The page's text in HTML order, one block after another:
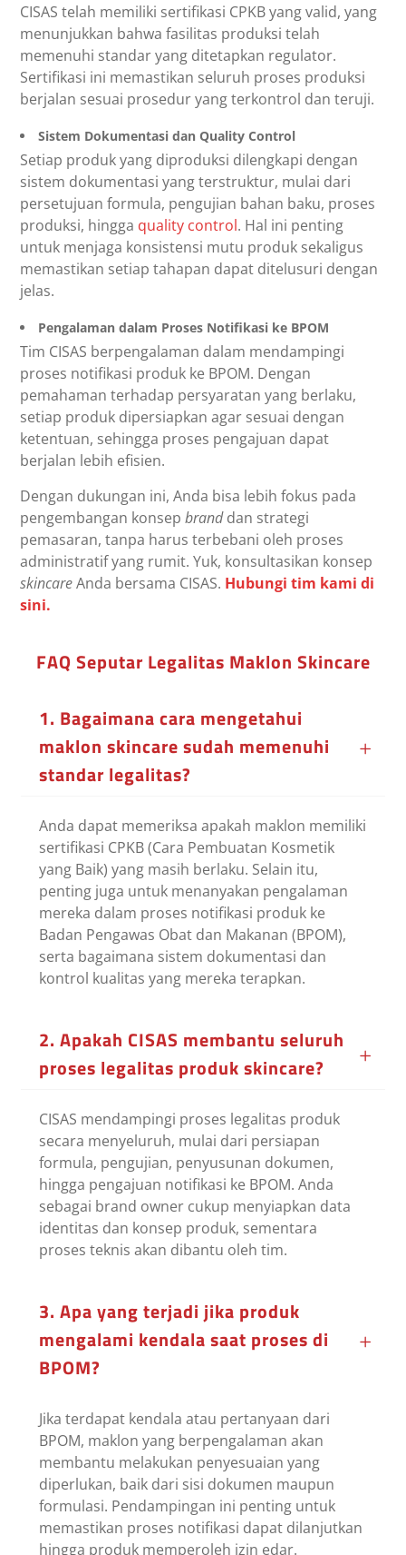
CISAS telah memiliki sertifikasi CPKB yang valid, yang
menunjukkan bahwa fasilitas produksi telah
memenuhi standar yang ditetapkan regulator.
Sertifikasi ini memastikan seluruh proses produksi
berjalan sesuai prosedur yang terkontrol dan teruji.
Sistem Dokumentasi dan Quality Control
Setiap produk yang diproduksi dilengkapi dengan
sistem dokumentasi yang terstruktur, mulai dari
persetujuan formula, pengujian bahan baku, proses
produksi, hingga quality control. Hal ini penting
untuk menjaga konsistensi mutu produk sekaligus
memastikan setiap tahapan dapat ditelusuri dengan
jelas.
Pengalaman dalam Proses Notifikasi ke BPOM
Tim CISAS berpengalaman dalam mendampingi
proses notifikasi produk ke BPOM. Dengan
pemahaman terhadap persyaratan yang berlaku,
setiap produk dipersiapkan agar sesuai dengan
ketentuan, sehingga proses pengajuan dapat
berjalan lebih efisien.
Dengan dukungan ini, Anda bisa lebih fokus pada
pengembangan konsepbranddan strategi
pemasaran, tanpa harus terbebani oleh proses
administratif yang rumit. Yuk, konsultasikan konsep
skincareAnda bersama CISAS. Hubungi tim kami di
sini.
FAQ Seputar Legalitas Maklon Skincare
1. Bagaimana cara mengetahui
maklon skincare sudah memenuhi
standar legalitas?
Anda dapat memeriksa apakah maklon memiliki
sertifikasi CPKB (Cara Pembuatan Kosmetik
yang Baik) yang masih berlaku. Selain itu,
penting juga untuk menanyakan pengalaman
mereka dalam proses notifikasi produk ke
Badan Pengawas Obat dan Makanan (BPOM),
serta bagaimana sistem dokumentasi dan
kontrol kualitas yang mereka terapkan.
2. Apakah CISAS membantu seluruh
proses legalitas produk skincare?
CISAS mendampingi proses legalitas produk
secara menyeluruh, mulai dari persiapan
formula, pengujian, penyusunan dokumen,
hingga pengajuan notifikasi ke BPOM. Anda
sebagai brand owner cukup menyiapkan data
identitas dan konsep produk, sementara
proses teknis akan dibantu oleh tim.
3. Apa yang terjadi jika produk
mengalami kendala saat proses di
BPOM?
Jika terdapat kendala atau pertanyaan dari
BPOM, maklon yang berpengalaman akan
membantu melakukan penyesuaian yang
diperlukan, baik dari sisi dokumen maupun
formulasi. Pendampingan ini penting untuk
memastikan proses notifikasi dapat dilanjutkan
hingga produk memperoleh izin edar.